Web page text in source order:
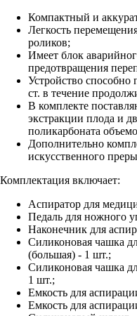
Компактный и
Легкость
роликов;
Имеет блок
предотвращения
Устройство способно
ст. в течение
В комплекте
экстракции плода и
поликарбоната
Дополнительно
искусственного
Комплектация включает:
Аспиратор для
Педаль для ножного
Наконечник для
Силиконовая чашка
(большая) - 1 шт.;
Силиконовая чашка
1 шт.;
Емкость для
Емкость для